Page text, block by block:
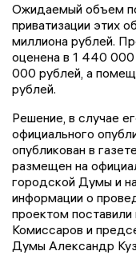
Ожидаемый объем
приватизации этих
миллиона рублей.
оценена в 1 440 000
000 рублей, а
рублей.
Решение, в случае
официального
опубликован в
размещен на
городской Думы и
информации о
проектом
Комиссаров и
Думы Александр